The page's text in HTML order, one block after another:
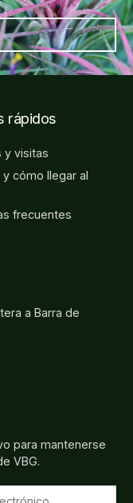
rápidos
y visitas
y cómo llegar al
frecuentes
a Barra de
para mantenerse
VBG.